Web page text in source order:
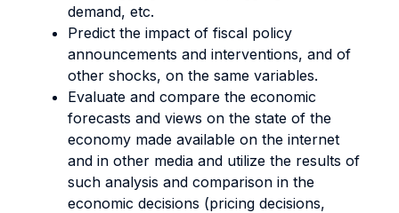
demand, etc.
Predict the impact of fiscal policy
announcements and interventions, and of
other shocks, on the same variables.
Evaluate and compare the economic
forecasts and views on the state of the
economy made available on the internet
and in other media and utilize the results of
such analysis and comparison in the
economic decisions (pricing decisions,